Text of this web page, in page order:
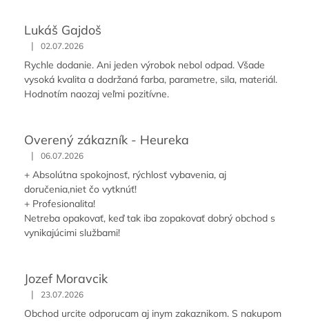
Lukáš Gajdoš
| 02.07.2026
Rychle dodanie. Ani jeden výrobok nebol odpad. Všade
vysoká kvalita a dodržaná farba, parametre, sila, materiál.
Hodnotím naozaj veľmi pozitívne.
Overený zákazník - Heureka
| 06.07.2026
+ Absolútna spokojnosť, rýchlosť vybavenia, aj
doručenia,niet čo vytknúť!
+ Profesionalita!
Netreba opakovať, keď tak iba zopakovať dobrý obchod s
vynikajúcimi službami!
Jozef Moravcik
| 23.07.2026
Obchod urcite odporucam aj inym zakaznikom. S nakupom